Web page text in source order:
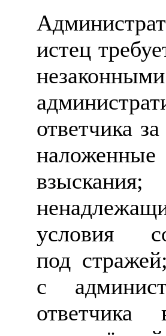
истец
ответчика
взыскания;
условия
под
с
ответчика